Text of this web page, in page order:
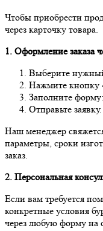
Чтобы приобрести
через карточку товара.
1. Оформление заказа
Выберите
Нажмите кнопку
Заполните
Отправьте заявку.
Наш менеджер
параметры, сроки
заказ.
2. Персональная
Если вам требуется
конкретные условия
через любую форму на